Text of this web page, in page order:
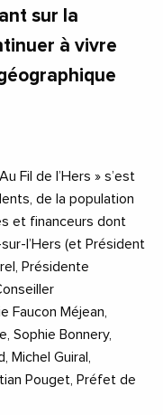
sur la
à vivre
Fil de l’Hers » s’est
de la population
et financeurs dont
l’Hers (et Président
Présidente
Faucon Méjean,
Sophie Bonnery,
Michel Guiral,
Pouget, Préfet de